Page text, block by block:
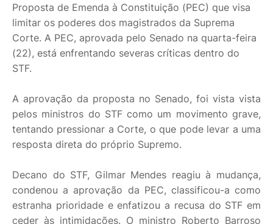
Proposta de Emenda à Constituição (PEC) que visa
limitar os poderes dos magistrados da Suprema
Corte. A PEC, aprovada pelo Senado na quarta-feira
(22), está enfrentando severas críticas dentro do
STF.
A aprovação da proposta no Senado, foi vista vista
pelos ministros do STF como um movimento grave,
tentando pressionar a Corte, o que pode levar a uma
resposta direta do próprio Supremo.
Decano do STF, Gilmar Mendes reagiu à mudança,
condenou a aprovação da PEC, classificou-a como
estranha prioridade e enfatizou a recusa do STF em
ceder às intimidações. O ministro Roberto Barroso